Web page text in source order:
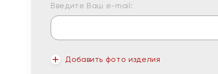
Введите Ваш e-mail:
Добавить фото изделия